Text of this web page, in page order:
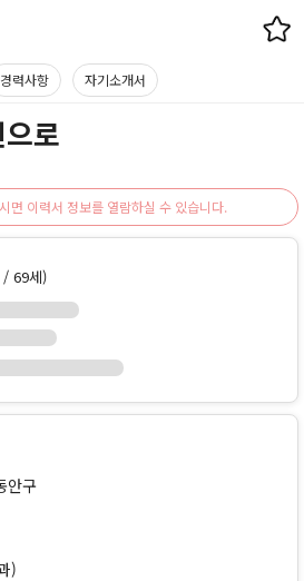
경력사항 자기소개서
로
면 이력서 정보를 열람하실 수 있습니다.
/ 69세)
안구
)